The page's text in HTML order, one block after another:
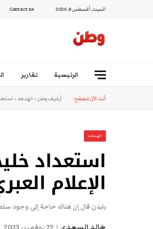
السبت, أغسطس 8, 2026 Contact us
الرئيسية تقارير
أنت الآن تتصفح: أرشيف وطن»الهدهد»
الهدهد
استعداد
الإعلام
بايدن قال إن هناك حاجة إلى وجود